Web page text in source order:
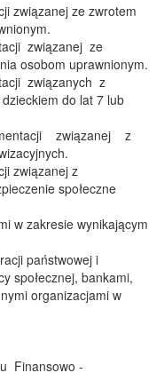
związanej ze zwrotem
związanej ze
osobom uprawnionym.
związanych z
do lat 7 lub
związanej z
związanej z
społeczne
w zakresie wynikającym
państwowej i
społecznej, bankami,
organizacjami w
Finansowo -